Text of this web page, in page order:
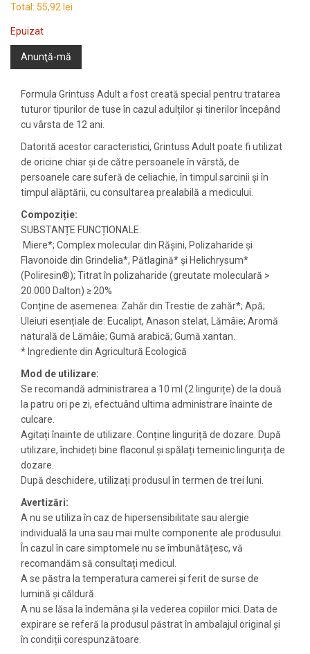
Total: 55,92 lei
Epuizat
Anunţă-mă
Formula Grintuss Adult a fost creată special pentru tratarea
tuturor tipurilor de tuse în cazul adulților și tinerilor începând
cu vârsta de 12 ani.
Datorită acestor caracteristici, Grintuss Adult poate fi utilizat
de oricine chiar și de către persoanele în vârstă, de
persoanele care suferă de celiachie, în timpul sarcinii și în
timpul alăptării, cu consultarea prealabilă a medicului.
Compoziție:
SUBSTANȚE FUNCȚIONALE:
Miere*; Complex molecular din Rășini, Polizaharide și
Flavonoide din Grindelia*, Pătlagină* și Helichrysum*
(Poliresin®); Titrat în polizaharide (greutate moleculară >
20.000 Dalton) ≥ 20%
Conține de asemenea: Zahăr din Trestie de zahăr*; Apă;
Uleiuri esențiale de: Eucalipt, Anason stelat, Lămâie; Aromă
naturală de Lămâie; Gumă arabică; Gumă xantan.
* Ingrediente din Agricultură Ecologică
Mod de utilizare:
Se recomandă administrarea a 10 ml (2 lingurițe) de la două
la patru ori pe zi, efectuând ultima administrare înainte de
culcare.
Agitați înainte de utilizare. Conține linguriță de dozare. După
utilizare, închideți bine flaconul și spălați temeinic lingurița de
dozare.
După deschidere, utilizați produsul în termen de trei luni.
Avertizări:
A nu se utiliza în caz de hipersensibilitate sau alergie
individuală la una sau mai multe componente ale produsului.
În cazul în care simptomele nu se îmbunătățesc, vă
recomandăm să consultați medicul.
A se păstra la temperatura camerei și ferit de surse de
lumină și căldură.
A nu se lăsa la îndemâna și la vederea copiilor mici. Data de
expirare se referă la produsul păstrat în ambalajul original și
în condiții corespunzătoare.